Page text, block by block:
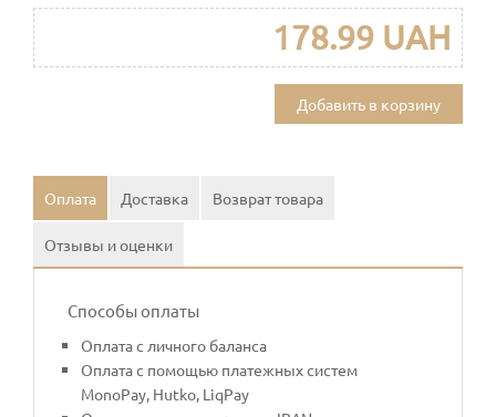
178.99 UAH
Добавить в корзину
Оплата Доставка Возврат товара
Отзывы и оценки
Способы оплаты
Оплата с личного баланса
Оплата с помощью платежных систем
MonoPay, Hutko, LiqPay